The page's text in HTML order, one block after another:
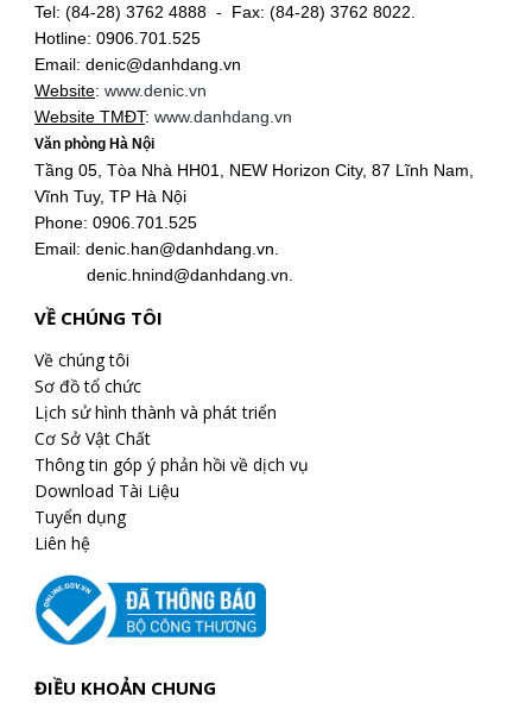
Tel: (84-28) 3762 4888 - Fax: (84-28) 3762 8022.
Hotline: 0906.701.525
Email: denic@danhdang.vn
Website: www.denic.vn
Website TMĐT: www.danhdang.vn
Văn phòng Hà Nội
Tầng 05, Tòa Nhà HH01, NEW Horizon City, 87 Lĩnh Nam,
Vĩnh Tuy, TP Hà Nội
Phone: 0906.701.525
Email: denic.han@danhdang.vn.
denic.hnind@danhdang.vn.
VỀ CHÚNG TÔI
Về chúng tôi
Sơ đồ tổ chức
Lịch sử hình thành và phát triển
Cơ Sở Vật Chất
Thông tin góp ý phản hồi về dịch vụ
Download Tài Liệu
Tuyển dụng
Liên hệ
ĐIỀU KHOẢN CHUNG